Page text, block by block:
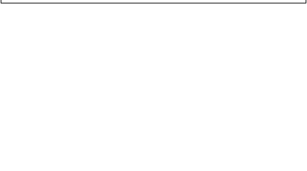
Filippine